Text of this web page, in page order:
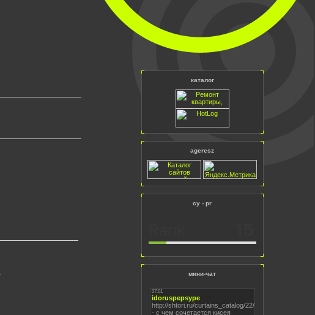
каталог
ageresz
cy - pr
мини-чат